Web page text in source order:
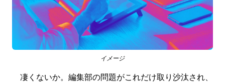
イメージ
凄くないか。編集部の問題がこれだけ取り沙汰され、